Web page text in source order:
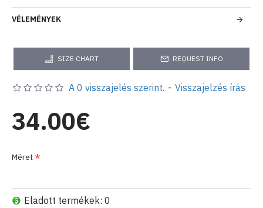
VÉLEMÉNYEK
SIZE CHART REQUEST INFO
Eladott termékek: 0
A 0 visszajelés szerint. - Visszajelzés írás
34.00€
Méret